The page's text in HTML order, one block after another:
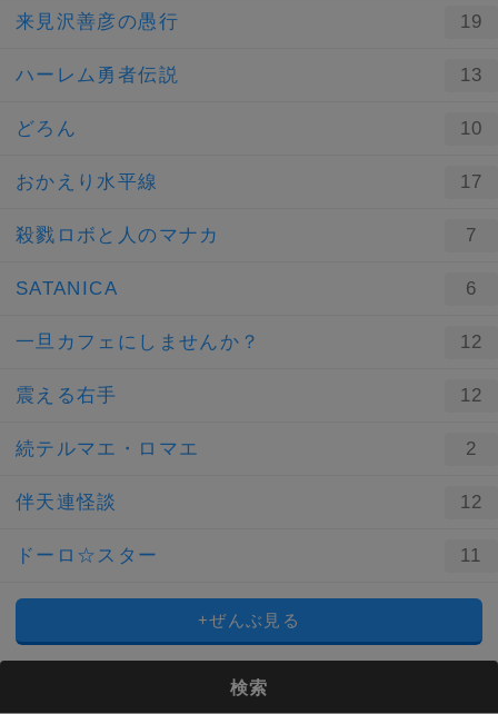
来見沢善彦の愚行 19
ハーレム勇者伝説 13
どろん 10
おかえり水平線 17
殺戮ロボと人のマナカ 7
SATANICA 6
一旦カフェにしませんか？ 12
震える右手 12
続テルマエ・ロマエ 2
伴天連怪談 12
ドーロ☆スター 11
+ぜんぶ見る
検索